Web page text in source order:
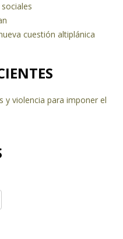
cuestión altiplánica
y violencia para imponer el